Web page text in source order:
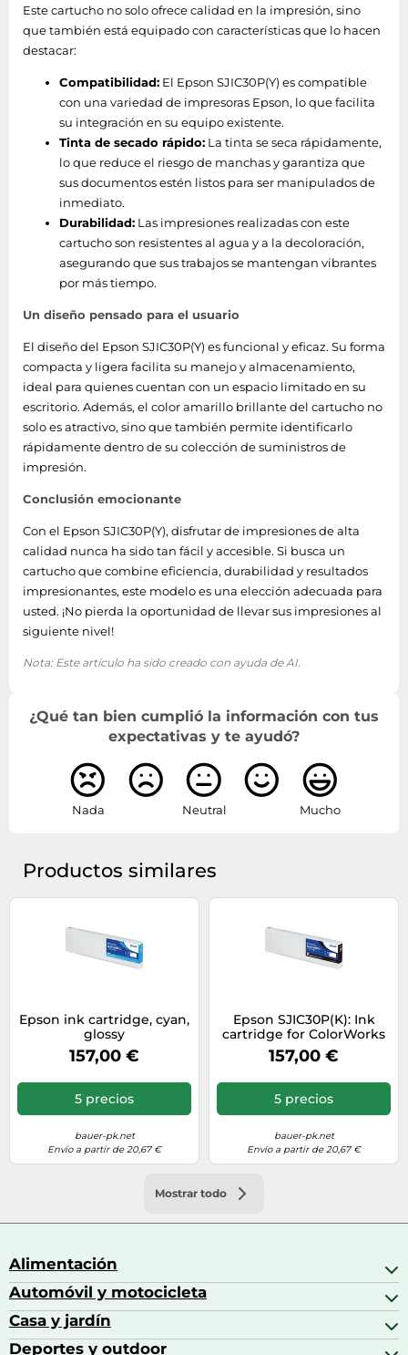
Este cartucho no solo ofrece calidad en la impresión, sino
que también está equipado con características que lo hacen
destacar:
Compatibilidad: El Epson SJIC30P(Y) es compatible
con una variedad de impresoras Epson, lo que facilita
su integración en su equipo existente.
Tinta de secado rápido: La tinta se seca rápidamente,
lo que reduce el riesgo de manchas y garantiza que
sus documentos estén listos para ser manipulados de
inmediato.
Durabilidad: Las impresiones realizadas con este
cartucho son resistentes al agua y a la decoloración,
asegurando que sus trabajos se mantengan vibrantes
por más tiempo.
Un diseño pensado para el usuario
El diseño del Epson SJIC30P(Y) es funcional y eficaz. Su forma
compacta y ligera facilita su manejo y almacenamiento,
ideal para quienes cuentan con un espacio limitado en su
escritorio. Además, el color amarillo brillante del cartucho no
solo es atractivo, sino que también permite identificarlo
rápidamente dentro de su colección de suministros de
impresión.
Conclusión emocionante
Con el Epson SJIC30P(Y), disfrutar de impresiones de alta
calidad nunca ha sido tan fácil y accesible. Si busca un
cartucho que combine eficiencia, durabilidad y resultados
impresionantes, este modelo es una elección adecuada para
usted. ¡No pierda la oportunidad de llevar sus impresiones al
siguiente nivel!
Nota: Este artículo ha sido creado con ayuda de AI.
¿Qué tan bien cumplió la información con tus
expectativas y te ayudó?
Nada Neutral Mucho
Productos similares
Epson ink cartridge, cyan,
glossy
157,00 €
5 precios
bauer-pk.net
Envío a partir de 20,67 €
Epson SJIC30P(K): Ink
cartridge for ColorWorks
C7500G (Black)
157,00 €
5 precios
bauer-pk.net
Envío a partir de 20,67 €
Mostrar todo
Alimentación
Bebidas
Bebidas espirituosas
Brandy
Automóvil y motocicleta
Accesorios para coche
Aceite de motor y manutención
Casa y jardín
Accesorios de hogar y cocina
Deportes y outdoor